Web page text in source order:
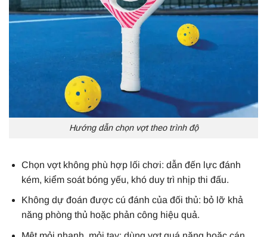
Hướng dẫn chọn vợt theo trình độ
Chọn vợt không phù hợp lối chơi: dẫn đến lực đánh
kém, kiểm soát bóng yếu, khó duy trì nhịp thi đấu.
Không dự đoán được cú đánh của đối thủ: bỏ lỡ khả
năng phòng thủ hoặc phản công hiệu quả.